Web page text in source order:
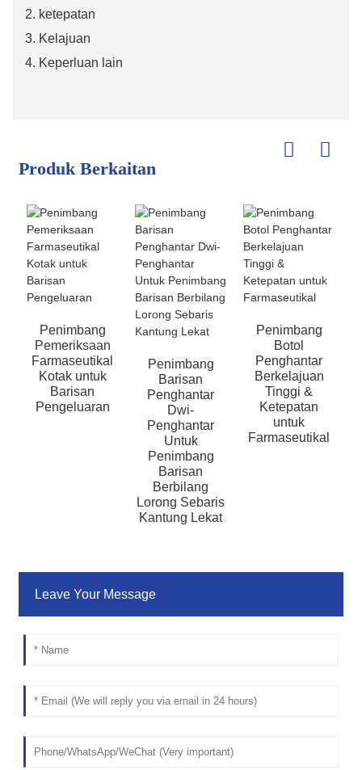
2. ketepatan
3. Kelajuan
4. Keperluan lain
Produk Berkaitan
Penimbang
Pemeriksaan
Farmaseutikal
Kotak untuk
Barisan
Pengeluaran
Penimbang
Barisan
Penghantar
Dwi-
Penghantar
Untuk
Penimbang
Barisan
Berbilang
Lorong Sebaris
Kantung Lekat
Penimbang
Botol
Penghantar
Berkelajuan
Tinggi &
Ketepatan
untuk
Farmaseutikal
Leave Your Message